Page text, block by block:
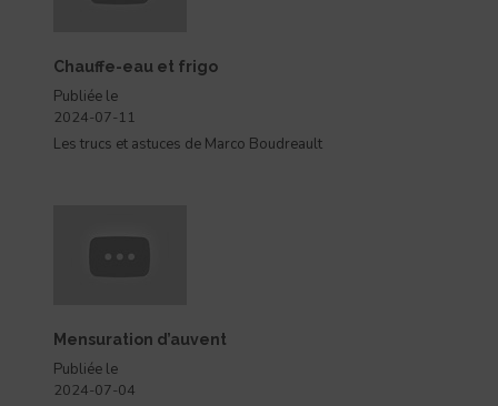
Chauffe-eau et frigo
Publiée le
2024-07-11
Les trucs et astuces de Marco Boudreault
Mensuration d’auvent
Publiée le
2024-07-04